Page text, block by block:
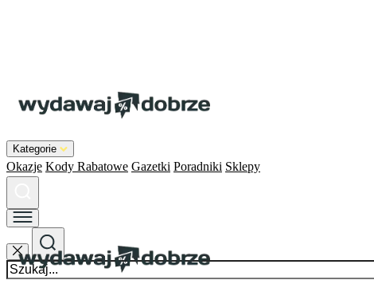
Kategorie
Okazje Kody Rabatowe Gazetki Poradniki Sklepy